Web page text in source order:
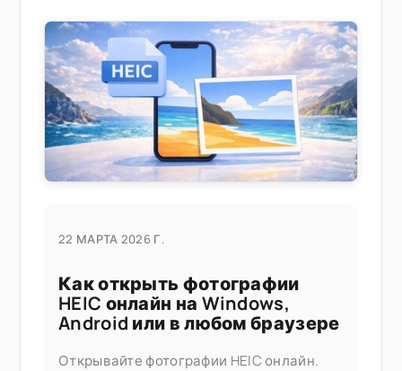
22 МАРТА 2026 Г.
Как открыть фотографии
HEIC онлайн на Windows,
Android или в любом браузере
Открывайте фотографии HEIC онлайн.